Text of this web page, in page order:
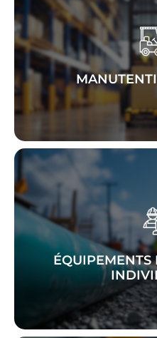
équipements
levage
, la
et
transport
de
sécurité
ÉQUIPEMENTS
de vos
collaborateurs
et
conformes
aux
!